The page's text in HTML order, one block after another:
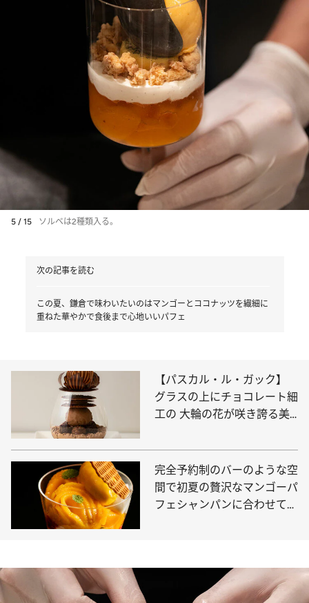
5 / 15 ソルベは2種類入る。
次の記事を読む
この夏、鎌倉で味わいたいのはマンゴーとココナッツを繊細に
重ねた華やかで食後まで心地いいパフェ
【パスカル・ル・ガック】
グラスの上にチョコレート細
工の 大輪の花が咲き誇る美
完全予約制のバーのような空
間で初夏の贅沢なマンゴーパ
フェシャンパンに合わせて贅